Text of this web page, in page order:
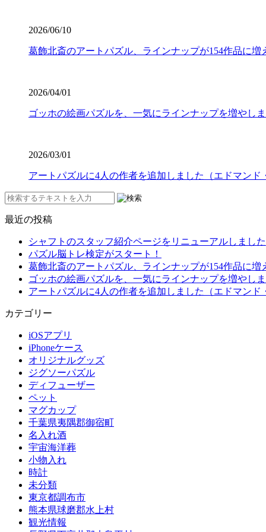
2026/06/10
葛飾北斎のアートパズル、ラインナップが154作品に増
2026/04/01
ゴッホの絵画パズルを、一気にラインナップを増やし
2026/03/01
アートパズルに4人の作者を追加しました（エドマンド
最近の投稿
シャフトのスタッフ紹介ページをリニューアルしました
パズル脳トレ検定がスタート！
葛飾北斎のアートパズル、ラインナップが154作品に増
ゴッホの絵画パズルを、一気にラインナップを増やし
アートパズルに4人の作者を追加しました（エドマンド
カテゴリー
iOSアプリ
iPhoneケース
オリジナルグッズ
ジグソーパズル
ディフューザー
ペット
マグカップ
千葉県夷隅郡御宿町
名入れ酒
宇宙海洋葬
小物入れ
時計
未分類
東京都調布市
熊本県球磨郡水上村
観光情報